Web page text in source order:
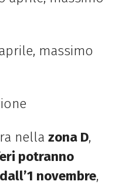
massimo
nella zona D,
potranno
novembre,